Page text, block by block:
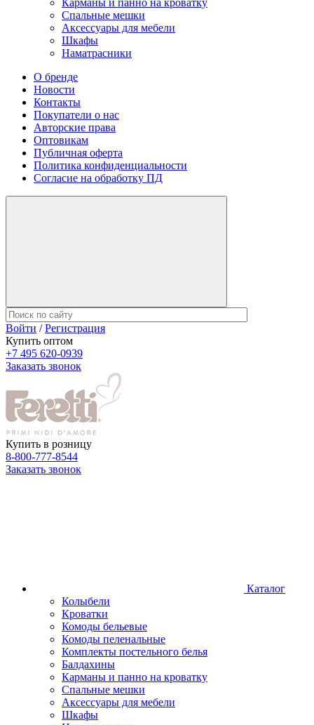
Карманы и панно на кроватку
Спальные мешки
Аксессуары для мебели
Шкафы
Наматрасники
О бренде
Новости
Контакты
Покупатели о нас
Авторские права
Оптовикам
Публичная оферта
Политика конфиденциальности
Согласие на обработку ПД
Войти /Регистрация
Купить оптом
+7 495 620-0939
Заказать звонок
Купить в розницу
8-800-777-8544
Заказать звонок
Каталог
Колыбели
Кроватки
Комоды бельевые
Комоды пеленальные
Комплекты постельного белья
Балдахины
Карманы и панно на кроватку
Спальные мешки
Аксессуары для мебели
Шкафы